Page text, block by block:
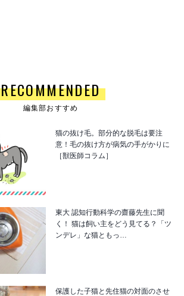
RECOMMENDED
編集部おすすめ
猫の抜け毛。部分的な脱毛は要注
意！毛の抜け方が病気の手がかりに
［獣医師コラム］
東大 認知行動科学の齋藤先生に聞
く！ 猫は飼い主をどう見てる？「ツ
ンデレ」な猫ともっ…
保護した子猫と先住猫の対面のさせ